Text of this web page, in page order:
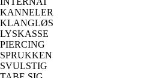
KANNELER
KLANGLØS
LYSKASSE
PIERCING
SPRUKKEN
SVULSTIG